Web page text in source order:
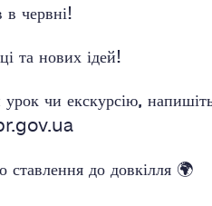
в червні!
та нових ідей!
чи екскурсію,
ставлення до довкілля 🌍